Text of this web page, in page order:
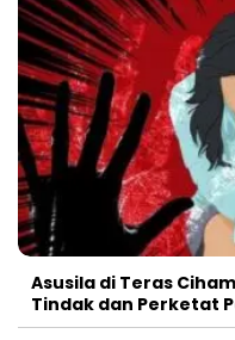
Asusila di Teras
Tindak dan Perketat